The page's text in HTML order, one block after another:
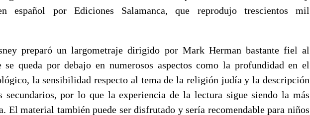
español por Ediciones Salamanca, que reprodujo trescientos mil
preparó un largometraje dirigido por Mark Herman bastante fiel al
se queda por debajo en numerosos aspectos como la profundidad en el
la sensibilidad respecto al tema de la religión judía y la descripción
secundarios, por lo que la experiencia de la lectura sigue siendo la más
El material también puede ser disfrutado y sería recomendable para niños